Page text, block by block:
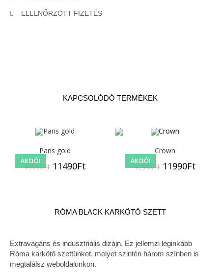
ELLENŐRZÖTT FIZETÉS
KAPCSOLÓDÓ TERMÉKEK
AKCIÓ!
Paris gold
13990Ft 11490Ft AKCIÓ!
Crown
12990Ft 11990Ft
RÓMA BLACK KARKÖTŐ SZETT
Extravagáns és indusztriális dizájn. Ez jellemzi leginkább
Róma karkötő szettünket, melyet szintén három színben is
megtalálsz weboldalunkon.